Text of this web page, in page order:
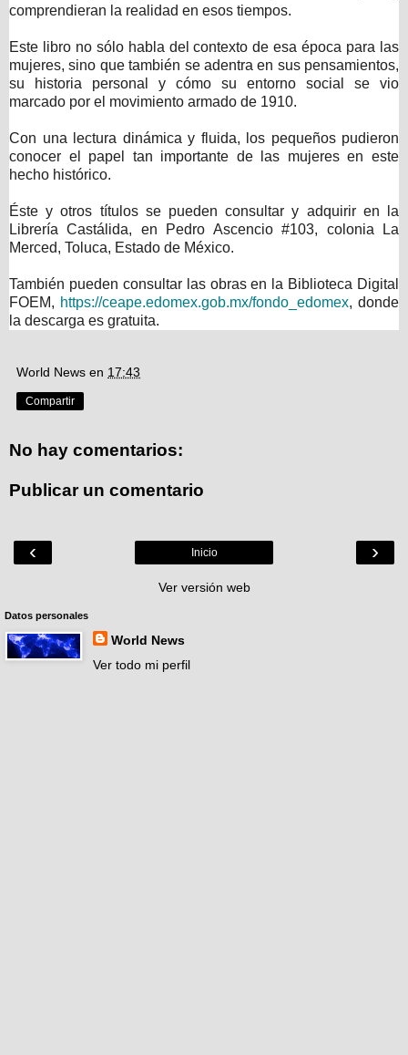
comprendieran la realidad en esos tiempos.
Este libro no sólo habla del contexto de esa época para las
mujeres, sino que también se adentra en sus pensamientos,
su historia personal y cómo su entorno social se vio
marcado por el movimiento armado de 1910.
Con una lectura dinámica y fluida, los pequeños pudieron
conocer el papel tan importante de las mujeres en este
hecho histórico.
Éste y otros títulos se pueden consultar y adquirir en la
Librería Castálida, en Pedro Ascencio #103, colonia La
Merced, Toluca, Estado de México.
También pueden consultar las obras en la Biblioteca Digital
FOEM, https://ceape.edomex.gob.mx/fondo_edomex, donde
la descarga es gratuita.
World News en 17:43
Compartir
No hay comentarios:
Publicar un comentario
‹ ›
Inicio
Ver versión web
Datos personales
World News
Ver todo mi perfil